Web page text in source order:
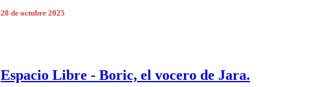
28 de octubre 2025
Espacio Libre - Boric, el vocero de Jara.